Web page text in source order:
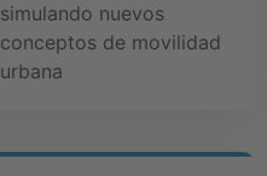
simulando nuevos
conceptos de movilidad
urbana